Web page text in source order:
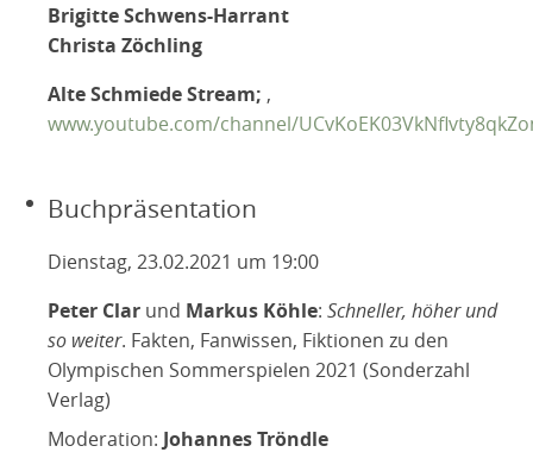
Brigitte Schwens-Harrant
Christa Zöchling
Alte Schmiede Stream; ,
www.youtube.com/channel/
Buchpräsentation
Dienstag, 23.02.2021 um 19:00
Peter Clar und Markus Köhle: Schneller, höher und
so weiter. Fakten, Fanwissen, Fiktionen zu den
Olympischen Sommerspielen 2021 (Sonderzahl
Verlag)
Moderation: Johannes Tröndle